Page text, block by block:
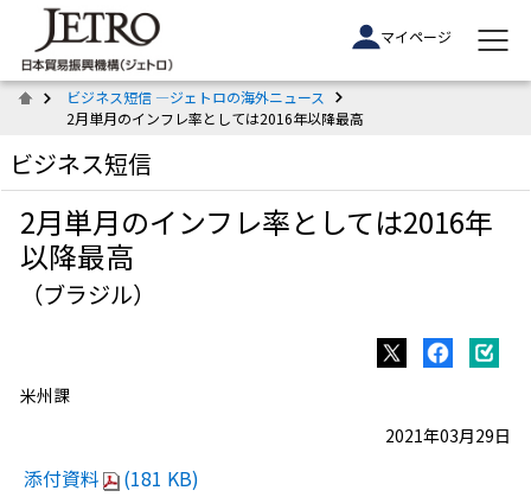
マイページ
ビジネス短信 ―ジェトロの海外ニュース
2月単月のインフレ率としては2016年以降最高
ビジネス短信
2月単月のインフレ率としては2016年
以降最高
（ブラジル）
米州課
2021年03月29日
添付資料
(181 KB)